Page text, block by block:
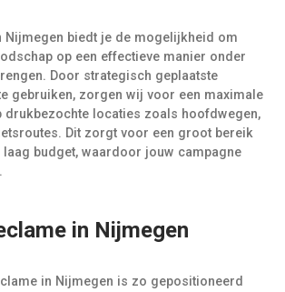
Nijmegen biedt je de mogelijkheid om
op een effectieve manier onder
Door strategisch geplaatste
gebruiken, zorgen wij voor een maximale
drukbezochte locaties zoals hoofdwegen,
Dit zorgt voor een groot bereik
budget, waardoor jouw campagne
in Nijmegen
in Nijmegen is zo gepositioneerd